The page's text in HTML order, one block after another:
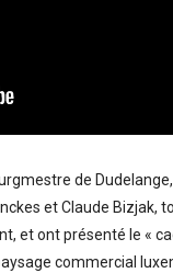
de
et Claude Bizjak,
et ont présenté le «
commercial